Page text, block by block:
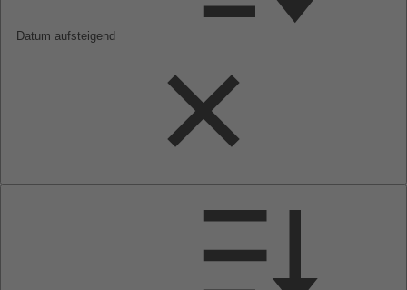
Datum aufsteigend